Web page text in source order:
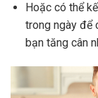
Hoặc có thể
trong ngày để
bạn tăng cân